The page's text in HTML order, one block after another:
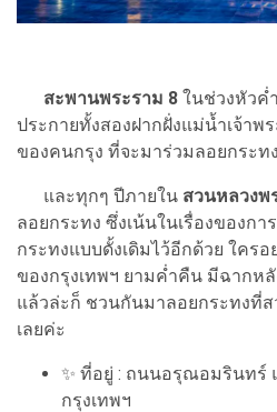
สะพานพระราม 8 ในช่วงหัวค่
ประกายทั้งสองฝากฝั่งแม่น้ำเจ้าพ
ของคนกรุง ที่จะมาร่วมลอยกระท
และทุกๆ ปีภายใน สวนหลวงพ
ลอยกระทง ซึ่งเน้นในเรื่องของก
กระทงแบบดั้งเดิมไว้อีกด้วย ใคร
ของกรุงเทพฯ ยามค่ำคืน มีฉากห
แล้วล่ะก็ ชวนกันมาลอยกระทงที่
เลยค่ะ
✨ ที่อยู่ : ถนนอรุณอมรินทร์
กรุงเทพฯ